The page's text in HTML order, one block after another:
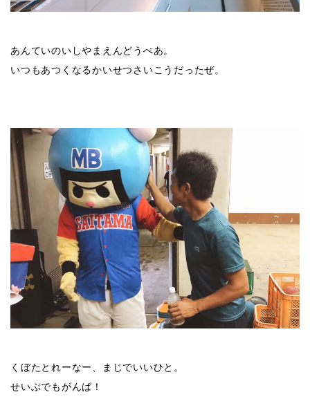
あんていのいしやまえんどうぺあ。
いつもあつくなるかいせつさいこうだったぜ。
くぼたとれーなー、まじでいいひと。
せいぶでもがんば！